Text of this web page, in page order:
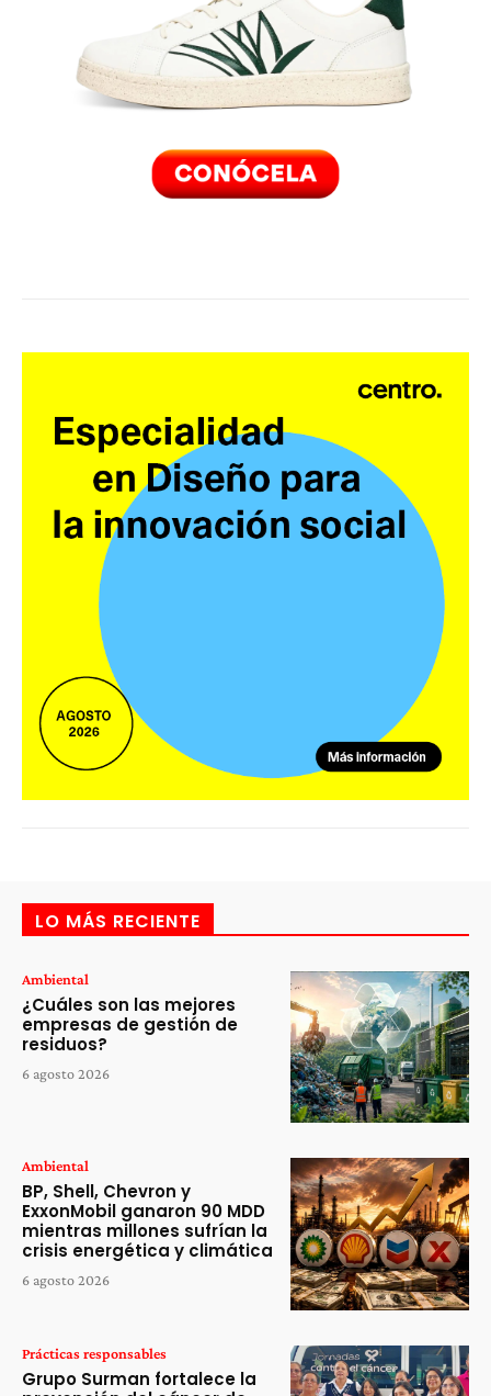
LO MÁS RECIENTE
Ambiental
¿Cuáles son las mejores
empresas de gestión de
residuos?
6 agosto 2026
Ambiental
BP, Shell, Chevron y
ExxonMobil ganaron 90 MDD
mientras millones sufrían la
crisis energética y climática
6 agosto 2026
Prácticas responsables
Grupo Surman fortalece la